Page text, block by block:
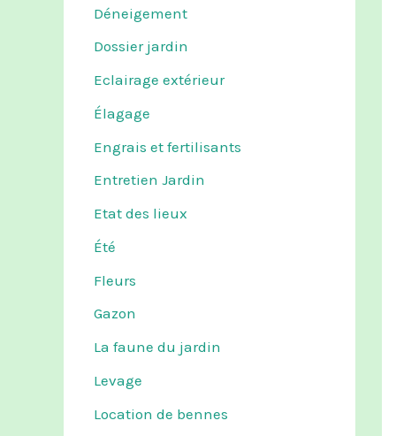
Déneigement
Dossier jardin
Eclairage extérieur
Élagage
Engrais et fertilisants
Entretien Jardin
Etat des lieux
Été
Fleurs
Gazon
La faune du jardin
Levage
Location de bennes